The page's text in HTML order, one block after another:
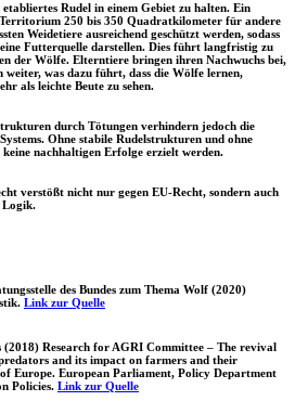
Rudel in einem Gebiet zu halten. Ein
250 bis 350 Quadratkilometer für andere
Weidetiere ausreichend geschützt werden, sodass
Futterquelle darstellen. Dies führt langfristig zu
der Wölfe. Elterntiere bringen ihren Nachwuchs bei,
weiter, was dazu führt, dass die Wölfe lernen,
als leichte Beute zu sehen.
durch Tötungen verhindern jedoch die
Ohne stabile Rudelstrukturen und ohne
nachhaltigen Erfolge erzielt werden.
verstößt nicht nur gegen EU-Recht, sondern auch
Logik.
des Bundes zum Thema Wolf (2020)
Link zur Quelle
Research for AGRI Committee – The revival
and its impact on farmers and their
Europe. European Parliament, Policy Department
Policies. Link zur Quelle